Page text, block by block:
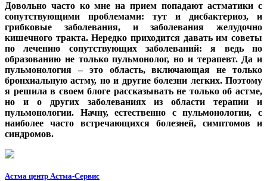
Довольно часто ко мне на прием попадают астматики с
сопутствующими проблемами: тут и дисбактериоз, и
грибковые заболевания, и заболевания желудочно
кишечного тракта. Нередко приходится давать им советы
по лечению сопутствующих заболеваний: я ведь по
образованию не только пульмонолог, но и терапевт. Да и
пульмонология – это область, включающая не только
бронхиальную астму, но и другие болезни легких. Поэтому
я решила в своем блоге рассказывать не только об астме,
но и о других заболеваниях из области терапии и
пульмонологии. Начну, естественно с пульмонологии, с
наиболее часто встречающихся болезней, симптомов и
синдромов.
Астма центр Астма-Сервис